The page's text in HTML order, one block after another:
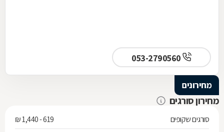
מחירונים
מחירון סורגים
סורגים שקופים
619 - 1,440 ₪